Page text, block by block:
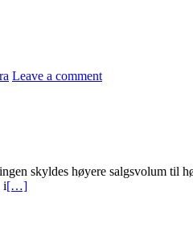
Leave a comment
skyldes høyere salgsvolum til
i[…]